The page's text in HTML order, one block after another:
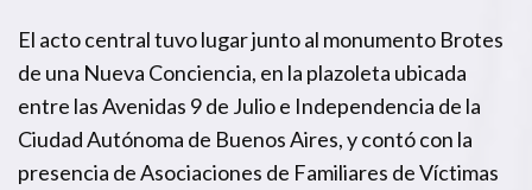
El acto central tuvo lugar junto al monumento Brotes
de una Nueva Conciencia, en la plazoleta ubicada
entre las Avenidas 9 de Julio e Independencia de la
Ciudad Autónoma de Buenos Aires, y contó con la
presencia de Asociaciones de Familiares de Víctimas